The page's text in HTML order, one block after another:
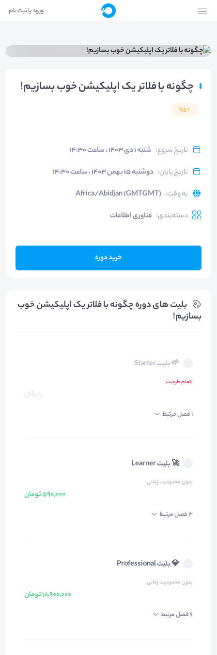
ورود یا ثبت نام
چگونه با فلاتر یک اپلیکیشن خوب بسازیم!
دوره
تاریخ شروع: شنبه ۱ دی ۱۴۰۳ ، ساعت ۱۴:۳۰
تاریخ پایان: دوشنبه ۱۵ بهمن ۱۴۰۳ ، ساعت ۱۴:۳۰
به وقت:
Africa/Abidjan (GMTGMT)
دسته‌بندی: فناوری اطلاعات
خرید دوره
بلیت های دوره چگونه با فلاتر یک اپلیکیشن خوب
بسازیم!
🌱 بلیت Starter
اتمام ظرفیت
رایگان
1 فصل مرتبط
🚀 بلیت Learner
بدون محدودیت زمانی
590,000 تومان
3 فصل مرتبط
💎 بلیت Professional
بدون محدودیت زمانی
18,900,000 تومان
6 فصل مرتبط